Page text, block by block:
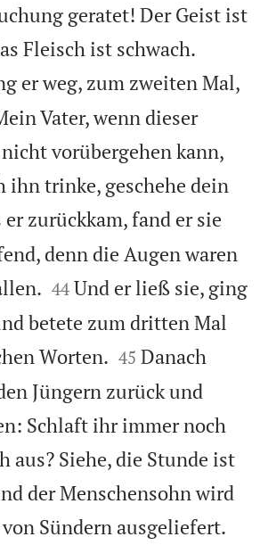
geratet! Der Geist ist
Fleisch ist schwach.
er weg, zum zweiten Mal,
Vater, wenn dieser
vorübergehen kann,
ihn trinke, geschehe dein
er zurückkam, fand er sie
denn die Augen waren


44 Und er ließ sie, ging
betete zum dritten Mal
Worten. 

45 Danach
Jüngern zurück und
Schlaft ihr immer noch
aus? Siehe, die Stunde ist
der Menschensohn wird
Sündern ausgeliefert.